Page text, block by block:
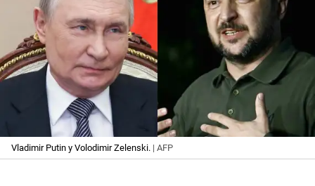
Vladimir Putin y Volodimir Zelenski. | AFP